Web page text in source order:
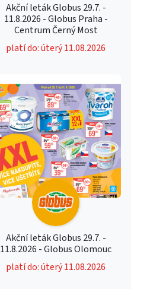
Akční leták Globus 29.7. -
11.8.2026 - Globus Praha -
Centrum Černý Most
platí do: úterý 11.08.2026
Akční leták Globus 29.7. -
11.8.2026 - Globus Olomouc
platí do: úterý 11.08.2026